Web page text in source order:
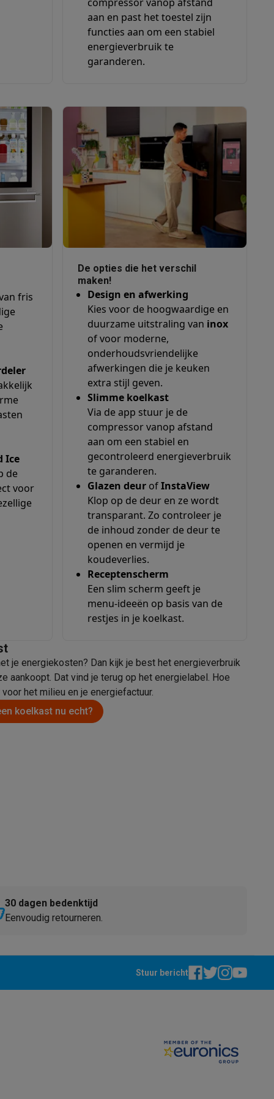
Smartphone gaming controllers
& GPS trackers
Slimme elektrische tandenborstels
met ecochequesSledestofzuigers met
Keukenaccessoires met ecocheques
met ecocheques Dampkappen met ecocheques
met ecocheques
ecocheques Inkt en papier met ecocheques
aan en past het toestel zijn
functies aan om een stabiel
energieverbruik te
garanderen.
fris
Ice
de
voor
De opties die het verschil
maken!
Design en afwerking
Kies voor de hoogwaardige en
duurzame uitstraling van inox
of voor moderne,
onderhoudsvriendelijke
afwerkingen die je keuken
extra stijl geven.
Slimme koelkast
Via de app stuur je de
compressor vanop afstand
aan om een stabiel en
gecontroleerd energieverbruik
te garanderen.
Glazen deur ofInstaView
Klop op de deur en ze wordt
transparant. Zo controleer je
de inhoud zonder de deur te
openen en vermijd je
koudeverlies.
Receptenscherm
Een slim scherm geeft je
menu-ideeën op basis van de
restjes in je koelkast.
je energiekosten? Dan kijk je best het energieverbruik
aankoopt. Dat vind je terug op het energielabel. Hoe
het milieu en je energiefactuur.
koelkast nu echt?
30 dagen bedenktijd
Eenvoudig retourneren.
Stuur bericht